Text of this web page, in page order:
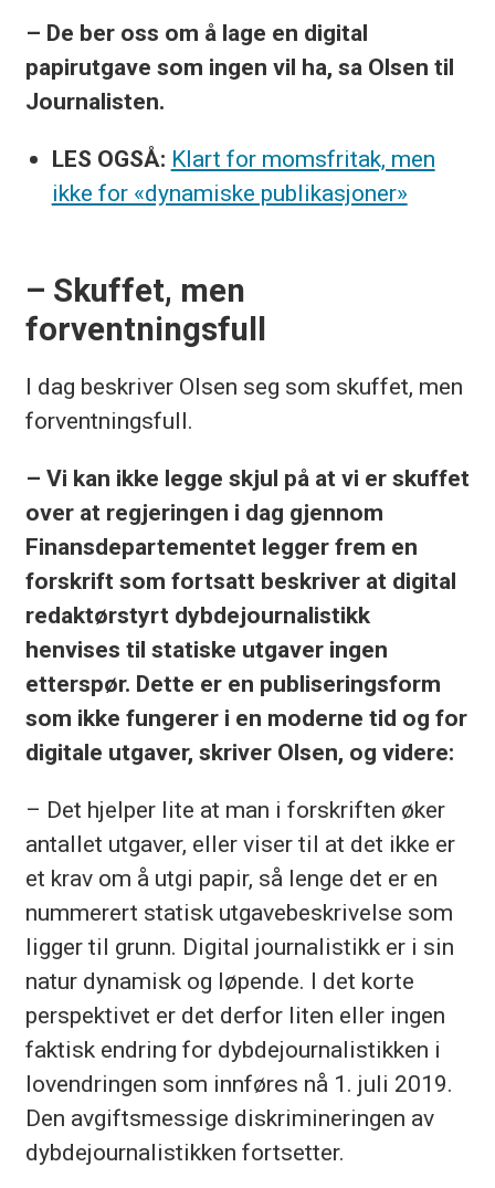
– De ber oss om å lage en digital
papirutgave som ingen vil ha, sa Olsen til
Journalisten.
LES OGSÅ: Klart for momsfritak, men
ikke for «dynamiske publikasjoner»
– Skuffet, men
forventningsfull
I dag beskriver Olsen seg som skuffet, men
forventningsfull.
– Vi kan ikke legge skjul på at vi er skuffet
over at regjeringen i dag gjennom
Finansdepartementet legger frem en
forskrift som fortsatt beskriver at digital
redaktørstyrt dybdejournalistikk
henvises til statiske utgaver ingen
etterspør. Dette er en publiseringsform
som ikke fungerer i en moderne tid og for
digitale utgaver, skriver Olsen, og videre:
– Det hjelper lite at man i forskriften øker
antallet utgaver, eller viser til at det ikke er
et krav om å utgi papir, så lenge det er en
nummerert statisk utgavebeskrivelse som
ligger til grunn. Digital journalistikk er i sin
natur dynamisk og løpende. I det korte
perspektivet er det derfor liten eller ingen
faktisk endring for dybdejournalistikken i
lovendringen som innføres nå 1. juli 2019.
Den avgiftsmessige diskrimineringen av
dybdejournalistikken fortsetter.